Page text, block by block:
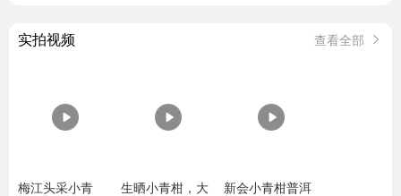
实拍视频 查看全部
梅江头采小青
生晒小青柑，大
新会小青柑普洱